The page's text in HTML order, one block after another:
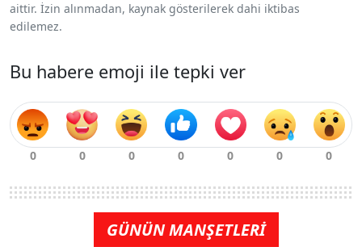
aittir. İzin alınmadan, kaynak gösterilerek dahi iktibas
edilemez.
Bu habere emoji ile tepki ver
GÜNÜN MANŞETLERİ